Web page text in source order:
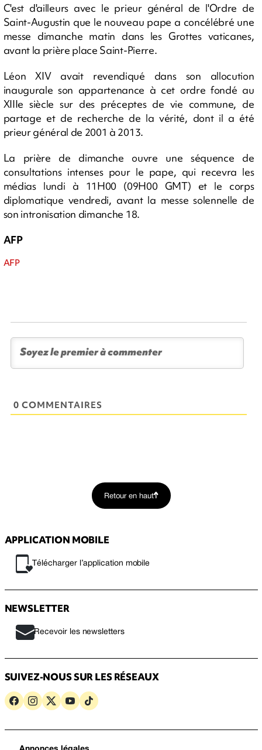
C'est d'ailleurs avec le prieur général de l'Ordre de
Saint-Augustin que le nouveau pape a concélébré une
messe dimanche matin dans les Grottes vaticanes,
avant la prière place Saint-Pierre.
Léon XIV avait revendiqué dans son allocution
inaugurale son appartenance à cet ordre fondé au
XIIIe siècle sur des préceptes de vie commune, de
partage et de recherche de la vérité, dont il a été
prieur général de 2001 à 2013.
La prière de dimanche ouvre une séquence de
consultations intenses pour le pape, qui recevra les
médias lundi à 11H00 (09H00 GMT) et le corps
diplomatique vendredi, avant la messe solennelle de
son intronisation dimanche 18.
AFP
AFP
0 COMMENTAIRES
Retour en haut
APPLICATION MOBILE
Télécharger l’application mobile
NEWSLETTER
Recevoir les newsletters
SUIVEZ-NOUS SUR LES RÉSEAUX